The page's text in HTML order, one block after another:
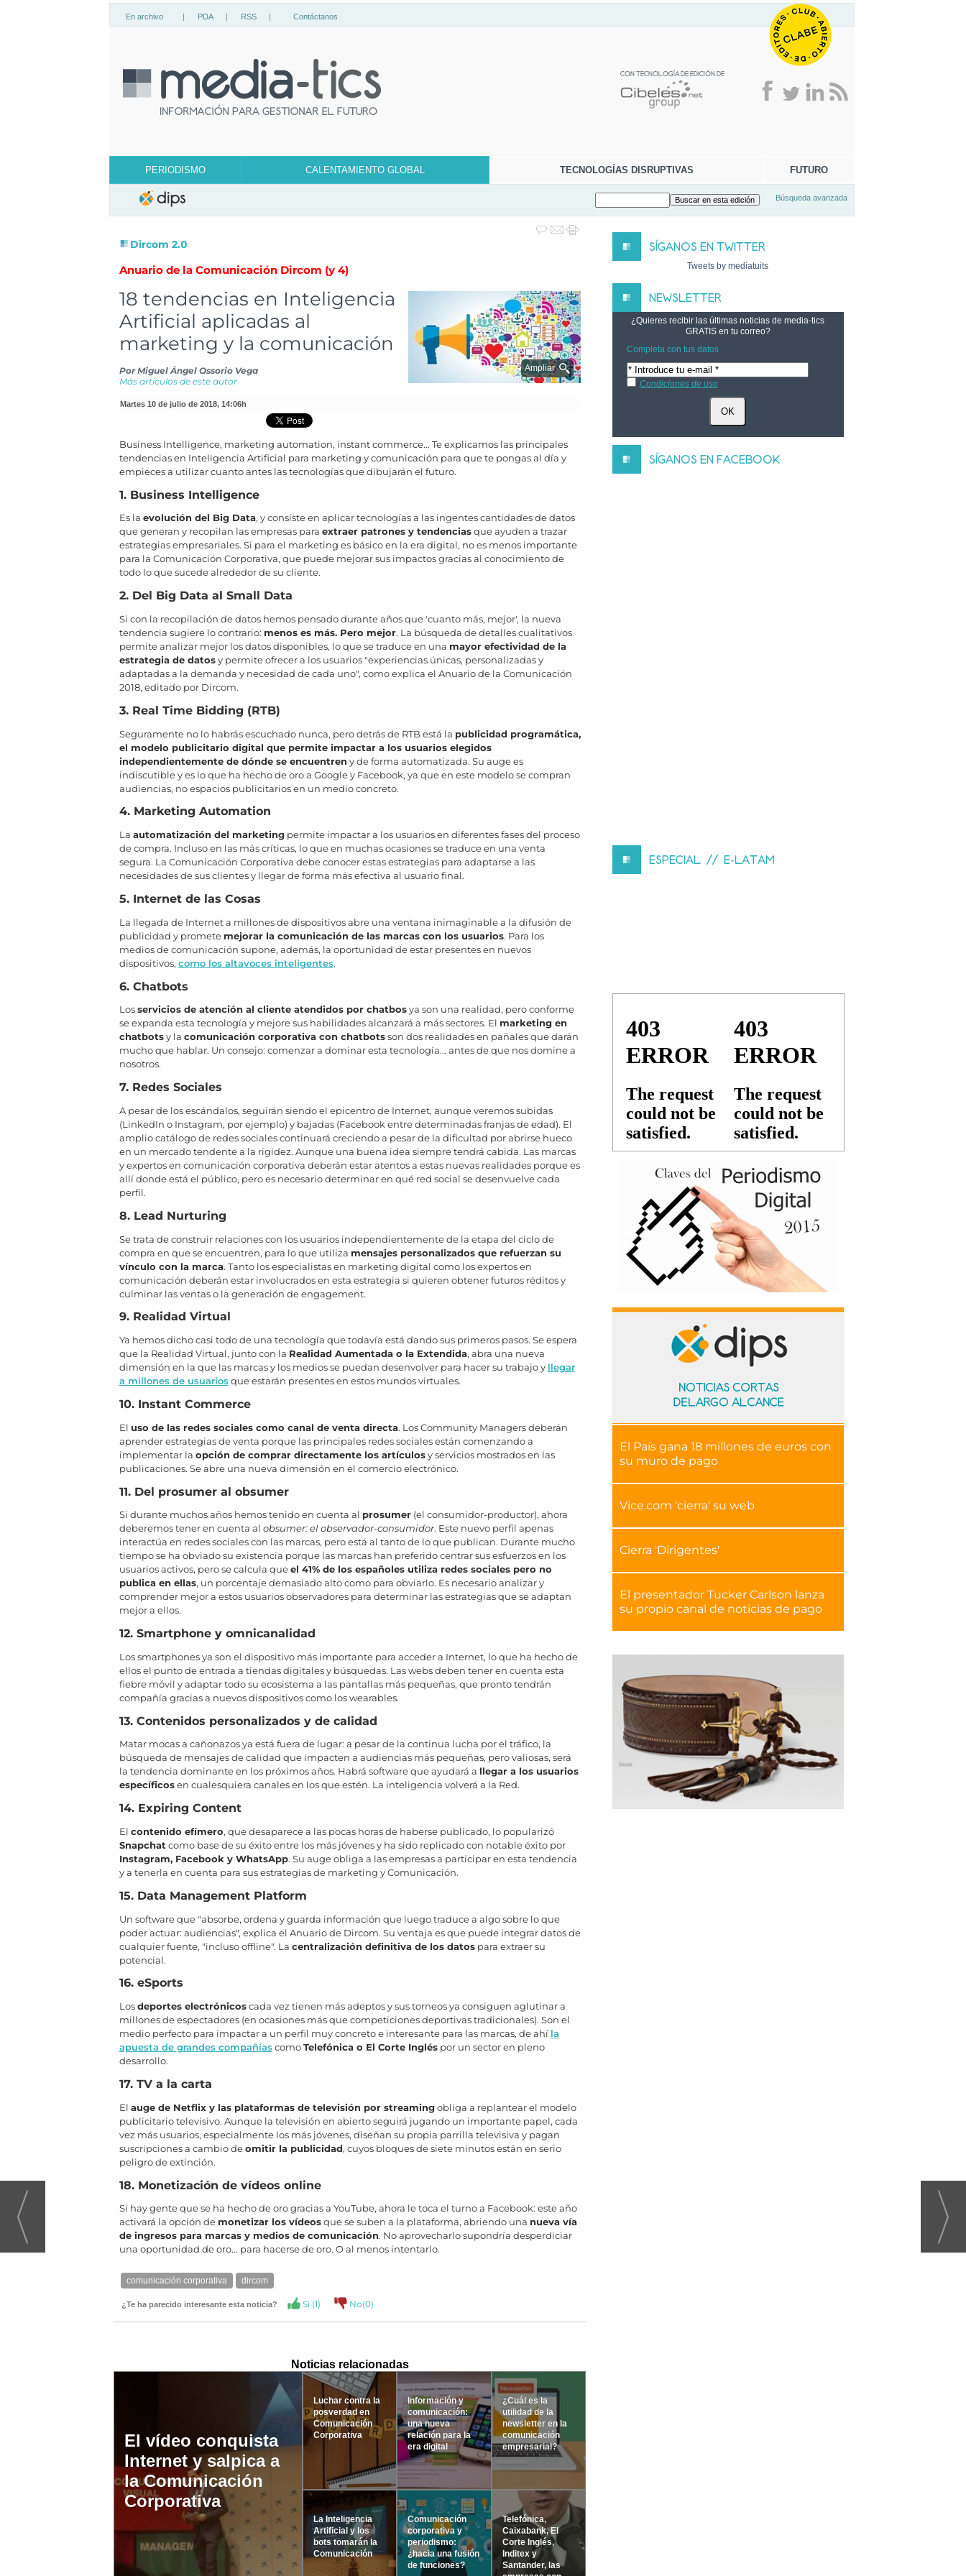
En archivo | PDA | RSS | Contáctanos
PERIODISMO CALENTAMIENTO GLOBAL TECNOLOGÍAS DISRUPTIVAS FUTURO
Búsqueda avanzada
Dircom 2.0
Anuario de la Comunicación Dircom (y 4)
Ampliar
18 tendencias en Inteligencia
Artificial aplicadas al
marketing y la comunicación
PorMiguel Ángel Ossorio Vega
Más artículos de este autor
martes 10 de julio de 2018, 14:06h
Business Intelligence, marketing automation, instant commerce... Te explicamos las principales
tendencias en Inteligencia Artificial para marketing y comunicación para que te pongas al día y
empieces a utilizar cuanto antes las tecnologías que dibujarán el futuro.
1. Business Intelligence
Es la evolución del Big Data, y consiste en aplicar tecnologías a las ingentes cantidades de datos
que generan y recopilan las empresas para extraer patrones y tendenciasque ayuden a trazar
estrategias empresariales. Si para el marketing es básico en la era digital, no es menos importante
para la Comunicación Corporativa, que puede mejorar sus impactos gracias al conocimiento de
todo lo que sucede alrededor de su cliente.
2. Del Big Data al Small Data
Si con la recopilación de datos hemos pensado durante años que 'cuanto más, mejor', la nueva
tendencia sugiere lo contrario: menos es más. Pero mejor. La búsqueda de detalles cualitativos
permite analizar mejor los datos disponibles, lo que se traduce en una mayor efectividad de la
estrategia de datosy permite ofrecer a los usuarios "experiencias únicas, personalizadas y
adaptadas a la demanda y necesidad de cada uno", como explica el Anuario de la Comunicación
2018, editado por Dircom.
3. Real Time Bidding (RTB)
Seguramente no lo habrás escuchado nunca, pero detrás de RTB está la publicidad programática,
el modelo publicitario digital que permite impactar a los usuarios elegidos
independientemente de dónde se encuentren y de forma automatizada. Su auge es
indiscutible y es lo que ha hecho de oro a Google y Facebook, ya que en este modelo se compran
audiencias, no espacios publicitarios en un medio concreto.
4. Marketing Automation
La automatización del marketingpermite impactar a los usuarios en diferentes fases del proceso
de compra. Incluso en las más críticas, lo que en muchas ocasiones se traduce en una venta
segura. La Comunicación Corporativa debe conocer estas estrategias para adaptarse a las
necesidades de sus clientes y llegar de forma más efectiva al usuario final.
5. Internet de las Cosas
La llegada de Internet a millones de dispositivos abre una ventana inimaginable a la difusión de
publicidad y promete mejorar la comunicación de las marcas con los usuarios. Para los
medios de comunicación supone, además, la oportunidad de estar presentes en nuevos
dispositivos, como los altavoces inteligentes.
6. Chatbots
Los servicios de atención al cliente atendidos por chatbosya son una realidad, pero conforme
se expanda esta tecnología y mejore sus habilidades alcanzará a más sectores. El marketing en
chatbotsy la comunicación corporativa con chatbotsson dos realidades en pañales que darán
mucho que hablar. Un consejo: comenzar a dominar esta tecnología... antes de que nos domine a
nosotros.
7. Redes Sociales
A pesar de los escándalos, seguirán siendo el epicentro de Internet, aunque veremos subidas
(LinkedIn o Instagram, por ejemplo) y bajadas (Facebook entre determinadas franjas de edad). El
amplio catálogo de redes sociales continuará creciendo a pesar de la dificultad por abrirse hueco
en un mercado tendente a la rigidez. Aunque una buena idea siempre tendrá cabida. Las marcas
y expertos en comunicación corporativa deberán estar atentos a estas nuevas realidades porque es
allí donde está el público, pero es necesario determinar en qué red social se desenvuelve cada
perfil.
8. Lead Nurturing
Se trata de construir relaciones con los usuarios independientemente de la etapa del ciclo de
compra en que se encuentren, para lo que utiliza mensajes personalizados que refuerzan su
vínculo con la marca. Tanto los especialistas en marketing digital como los expertos en
comunicación deberán estar involucrados en esta estrategia si quieren obtener futuros réditos y
culminar las ventas o la generación de engagement.
9. Realidad Virtual
Ya hemos dicho casi todo de una tecnología que todavía está dando sus primeros pasos. Se espera
que la Realidad Virtual, junto con la Realidad Aumentada o la Extendida, abra una nueva
dimensión en la que las marcas y los medios se puedan desenvolver para hacer su trabajo y llegar
a millones de usuariosque estarán presentes en estos mundos virtuales.
10. Instant Commerce
El uso de las redes sociales como canal de venta directa. Los Community Managers deberán
aprender estrategias de venta porque las principales redes sociales están comenzando a
implementar la opción de comprar directamente los artículosy servicios mostrados en las
publicaciones. Se abre una nueva dimensión en el comercio electrónico.
11. Del prosumer al obsumer
Si durante muchos años hemos tenido en cuenta al prosumer(el consumidor-productor), ahora
deberemos tener en cuenta al obsumer: el observador-consumidor. Este nuevo perfil apenas
interactúa en redes sociales con las marcas, pero está al tanto de lo que publican. Durante mucho
tiempo se ha obviado su existencia porque las marcas han preferido centrar sus esfuerzos en los
usuarios activos, pero se calcula que el 41% de los españoles utiliza redes sociales pero no
publica en ellas, un porcentaje demasiado alto como para obviarlo. Es necesario analizar y
comprender mejor a estos usuarios observadores para determinar las estrategias que se adaptan
mejor a ellos.
12. Smartphone y omnicanalidad
Los smartphones ya son el dispositivo más importante para acceder a Internet, lo que ha hecho de
ellos el punto de entrada a tiendas digitales y búsquedas. Las webs deben tener en cuenta esta
fiebre móvil y adaptar todo su ecosistema a las pantallas más pequeñas, que pronto tendrán
compañía gracias a nuevos dispositivos como los wearables.
13. Contenidos personalizados y de calidad
Matar mocas a cañonazos ya está fuera de lugar: a pesar de la continua lucha por el tráfico, la
búsqueda de mensajes de calidad que impacten a audiencias más pequeñas, pero valiosas, será
la tendencia dominante en los próximos años. Habrá software que ayudará a llegar a los usuarios
específicosen cualesquiera canales en los que estén. La inteligencia volverá a la Red.
14. Expiring Content
El contenido efímero, que desaparece a las pocas horas de haberse publicado, lo popularizó
Snapchatcomo base de su éxito entre los más jóvenes y ha sido replicado con notable éxito por
Instagram, Facebook y WhatsApp. Su auge obliga a las empresas a participar en esta tendencia
y a tenerla en cuenta para sus estrategias de marketing y Comunicación.
15. Data Management Platform
Un software que "absorbe, ordena y guarda información que luego traduce a algo sobre lo que
poder actuar: audiencias", explica el Anuario de Dircom. Su ventaja es que puede integrar datos de
cualquier fuente, "incluso offline". La centralización definitiva de los datospara extraer su
potencial.
16. eSports
Los deportes electrónicoscada vez tienen más adeptos y sus torneos ya consiguen aglutinar a
millones de espectadores (en ocasiones más que competiciones deportivas tradicionales). Son el
medio perfecto para impactar a un perfil muy concreto e interesante para las marcas, de ahí la
apuesta de grandes compañíascomo Telefónica o El Corte Ingléspor un sector en pleno
desarrollo.
17. TV a la carta
El auge de Netflix y las plataformas de televisión por streamingobliga a replantear el modelo
publicitario televisivo. Aunque la televisión en abierto seguirá jugando un importante papel, cada
vez más usuarios, especialmente los más jóvenes, diseñan su propia parrilla televisiva y pagan
suscripciones a cambio de omitir la publicidad, cuyos bloques de siete minutos están en serio
peligro de extinción.
18. Monetización de vídeos online
Si hay gente que se ha hecho de oro gracias a YouTube, ahora le toca el turno a Facebook: este año
activará la opción de monetizar los vídeosque se suben a la plataforma, abriendo una nueva vía
de ingresos para marcas y medios de comunicación. No aprovecharlo supondría desperdiciar
una oportunidad de oro... para hacerse de oro. O al menos intentarlo.
comunicación corporativa dircom
¿Te ha parecido interesante esta noticia? Si (1) No(0)
Noticias relacionadas
El vídeo conquista
Internet y salpica a
la Comunicación
Corporativa
Luchar contra la
posverdad en
Comunicación
Corporativa
La Inteligencia
Artificial y los
bots tomarán la
Comunicación
Información y
comunicación:
una nueva
relación para la
era digital
Comunicación
corporativa y
periodismo:
¿hacia una fusión
de funciones?
¿Cuál es la
utilidad de la
newsletter en la
comunicación
empresarial?
Telefónica,
Caixabank, El
Corte Inglés,
Inditex y
Santander, las
Tweets by mediatuits
¿Quieres recibir las últimas noticias de media-tics
GRATISen tu correo?
Completa con tus datos
Condiciones de uso
El País gana 18 millones de euros con
su muro de pago
Vice.com 'cierra' su web
Cierra 'Dirigentes'
El presentador Tucker Carlson lanza
su propio canal de noticias de pago